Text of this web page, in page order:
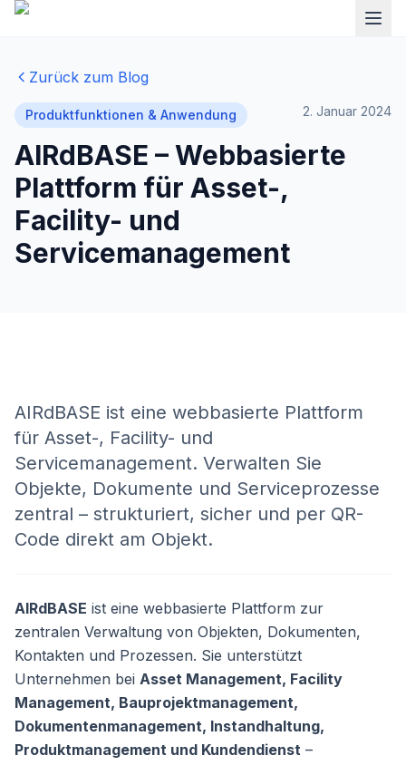
Zurück zum Blog
Produktfunktionen & Anwendung 2. Januar 2024
AIRdBASE – Webbasierte
Plattform für Asset-,
Facility- und
Servicemanagement
AIRdBASE ist eine webbasierte Plattform
für Asset-, Facility- und
Servicemanagement. Verwalten Sie
Objekte, Dokumente und Serviceprozesse
zentral – strukturiert, sicher und per QR-
Code direkt am Objekt.
AIRdBASE ist eine webbasierte Plattform zur
zentralen Verwaltung von Objekten, Dokumenten,
Kontakten und Prozessen. Sie unterstützt
Unternehmen bei Asset Management, Facility
Management, Bauprojektmanagement,
Dokumentenmanagement, Instandhaltung,
Produktmanagement und Kundendienst –